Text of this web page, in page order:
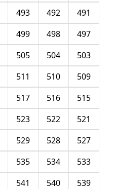
491
492
493
497
498
499
503
504
505
509
510
511
515
516
517
521
522
523
527
528
529
533
534
535
539
540
541